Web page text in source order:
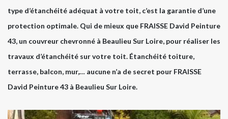
type d’étanchéité adéquat à votre toit, c’est la garantie d’une
protection optimale. Qui de mieux que FRAISSE David Peinture
43, un couvreur chevronné à Beaulieu Sur Loire, pour réaliser les
travaux d’étanchéité sur votre toit. Étanchéité toiture,
terrasse, balcon, mur,… aucune n’a de secret pour FRAISSE
David Peinture 43 à Beaulieu Sur Loire.